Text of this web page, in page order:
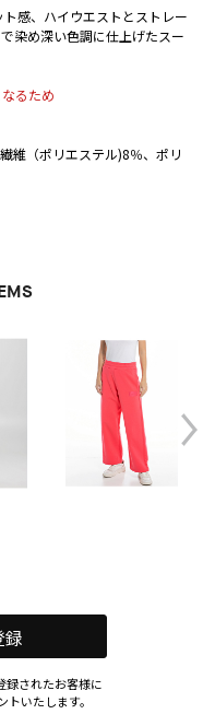
ト感、ハイウエストとストレー
染め深い色調に仕上げたスー
るため
維（ポリエステル)8％、ポリ
録されたお客様に
トいたします。